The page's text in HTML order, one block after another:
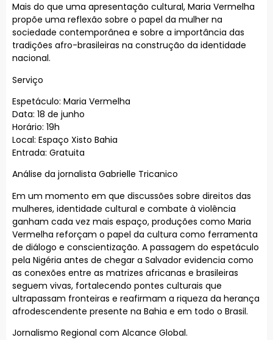
Mais do que uma apresentação cultural, Maria Vermelha
propõe uma reflexão sobre o papel da mulher na
sociedade contemporânea e sobre a importância das
tradições afro-brasileiras na construção da identidade
nacional.
Serviço
Espetáculo: Maria Vermelha
Data: 18 de junho
Horário: 19h
Local: Espaço Xisto Bahia
Entrada: Gratuita
Análise da jornalista Gabrielle Tricanico
Em um momento em que discussões sobre direitos das
mulheres, identidade cultural e combate à violência
ganham cada vez mais espaço, produções como Maria
Vermelha reforçam o papel da cultura como ferramenta
de diálogo e conscientização. A passagem do espetáculo
pela Nigéria antes de chegar a Salvador evidencia como
as conexões entre as matrizes africanas e brasileiras
seguem vivas, fortalecendo pontes culturais que
ultrapassam fronteiras e reafirmam a riqueza da herança
afrodescendente presente na Bahia e em todo o Brasil.
Jornalismo Regional com Alcance Global.